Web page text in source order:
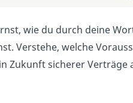
wie du durch deine
Verstehe, welche
Zukunft sicherer Verträge